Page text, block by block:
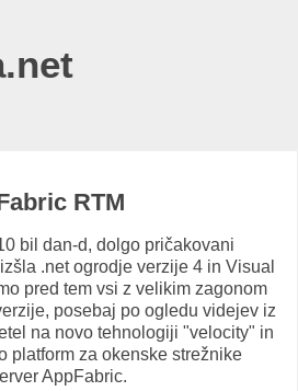
RTM
bil dan-d, dolgo pričakovani
.net ogrodje verzije 4 in Visual
pred tem vsi z velikim zagonom
posebaj po ogledu videjev iz
na novo tehnologiji "velocity" in
platform za okenske strežnike
AppFabric.